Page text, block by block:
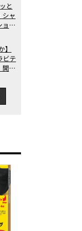
と
シャ
ョル
】
ビテ
開発